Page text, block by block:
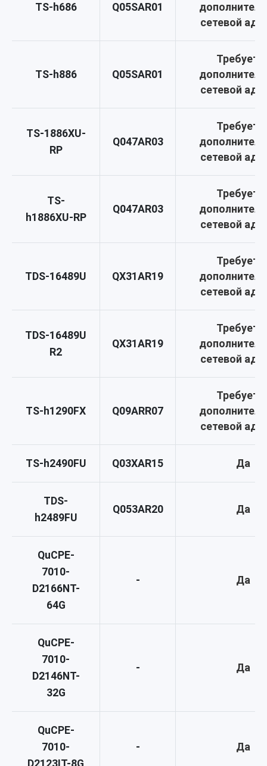
TS-h686 Q05SAR01
сетевой
TS-h886 Q05SAR01
сетевой
TS-1886XU-
RP
Q047AR03
сетевой
TS-
h1886XU-RP
Q047AR03
сетевой
TDS-16489U QX31AR19
сетевой
TDS-16489U
R2
QX31AR19
сетевой
TS-h1290FX Q09ARR07
сетевой
TS-h2490FU Q03XAR15 Да
TDS-
h2489FU
Q053AR20 Да
QuCPE-
7010-
D2166NT-
64G
- Да
QuCPE-
7010-
D2146NT-
32G
- Да
QuCPE-
7010-
D2123IT-8G
- Да